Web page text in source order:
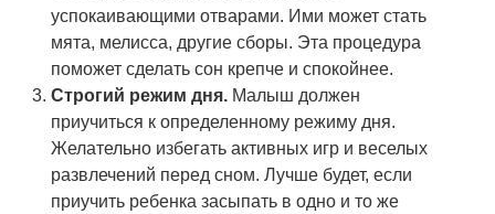
успокаивающими отварами. Ими может стать
мята, мелисса, другие сборы. Эта процедура
поможет сделать сон крепче и спокойнее.
Строгий режим дня. Малыш должен
приучиться к определенному режиму дня.
Желательно избегать активных игр и веселых
развлечений перед сном. Лучше будет, если
приучить ребенка засыпать в одно и то же